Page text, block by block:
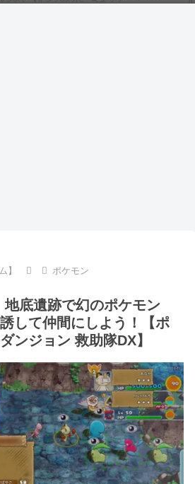
】 ポケモン
地底遺跡で幻のポケモン
誘して仲間にしよう！【ポ
ンジョン 救助隊DX】